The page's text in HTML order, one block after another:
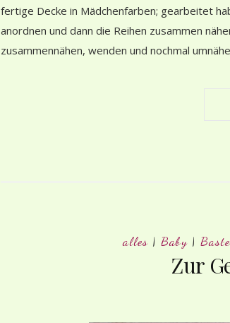
fertige Decke in Mädchenfarben; gearbeitet
anordnen und dann die Reihen zusammen
zusammennähen, wenden und nochmal
alles| Baby|
Zur